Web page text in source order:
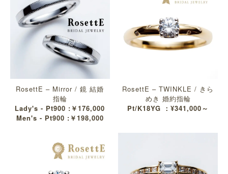
RosettE – Mirror / 鏡 結婚
指輪
Lady's - Pt900 :￥176,000
Men's - Pt900 :￥198,000
RosettE – TWINKLE / きら
めき 婚約指輪
Pt/K18YG ：¥341,000～